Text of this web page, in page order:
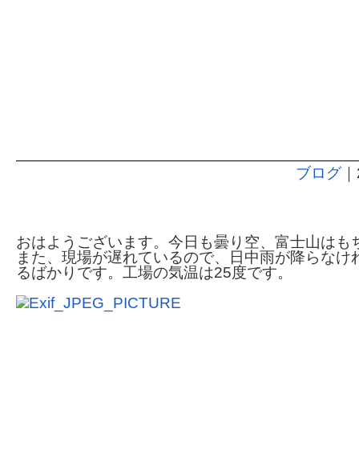
ブログ
おはようございます。今日も曇り空、富士山はも
また、現場が遅れているので、日中雨が降らなけ
るばかりです。工場の気温は25度です。